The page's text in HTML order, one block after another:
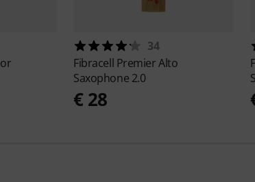
34
Fibracell Premier Alto
Saxophone 2.0
€ 28